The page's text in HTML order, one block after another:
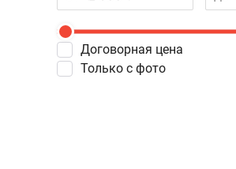
Договорная цена
Только с фото